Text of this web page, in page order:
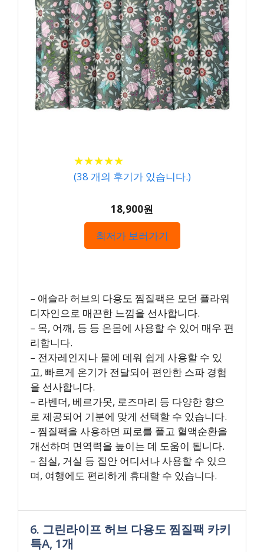
★★★★★
★★★★★
(38 개의 후기가 있습니다.)
18,900원
최저가 보러가기
– 애슬라 허브의 다용도 찜질팩은 모던 플라워
디자인으로 매끈한 느낌을 선사합니다.
– 목, 어깨, 등 등 온몸에 사용할 수 있어 매우 편
리합니다.
– 전자레인지나 물에 데워 쉽게 사용할 수 있
고, 빠르게 온기가 전달되어 편안한 스파 경험
을 선사합니다.
– 라벤더, 베르가못, 로즈마리 등 다양한 향으
로 제공되어 기분에 맞게 선택할 수 있습니다.
– 찜질팩을 사용하면 피로를 풀고 혈액순환을
개선하며 면역력을 높이는 데 도움이 됩니다.
– 침실, 거실 등 집안 어디서나 사용할 수 있으
며, 여행에도 편리하게 휴대할 수 있습니다.
6. 그린라이프 허브 다용도 찜질팩 카키
특A, 1개